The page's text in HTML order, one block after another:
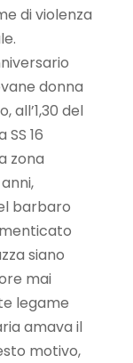
di violenza
donna
del
16
zona
barbaro
siano
mai
legame
amava il
motivo,